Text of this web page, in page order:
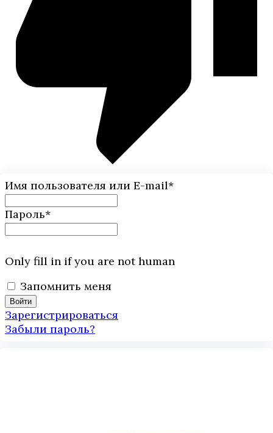
Имя пользователя или E-mail*
Пароль*
Only fill in if you are not human
Запомнить меня
Зарегистрироваться
Забыли пароль?